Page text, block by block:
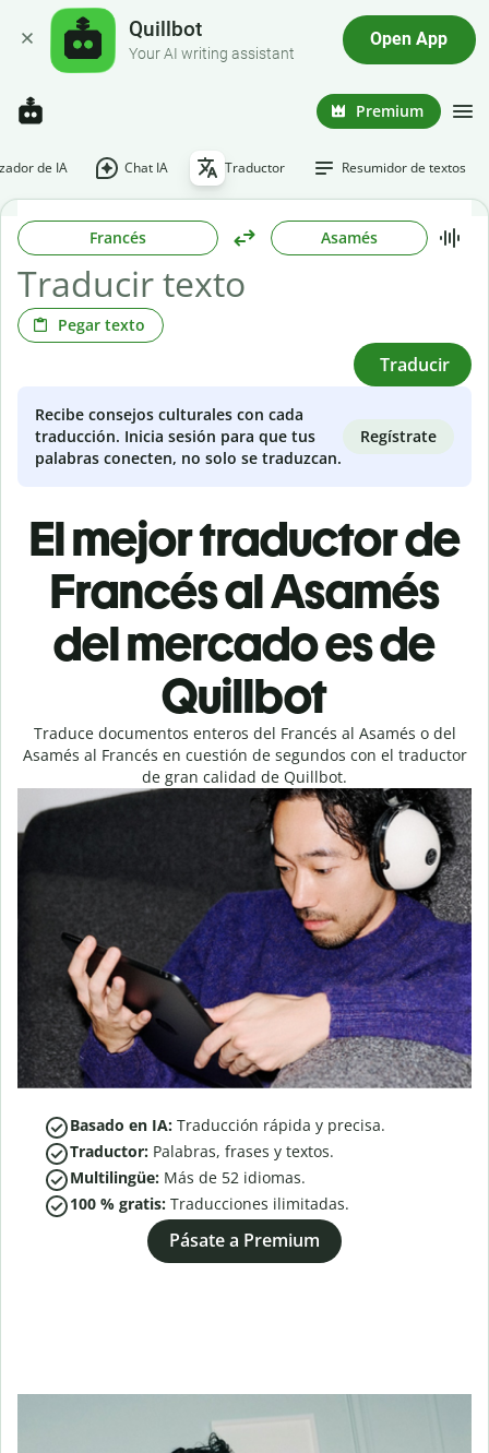
Quillbot
Your AI writing assistant
Open App
Premium
de IA Chat IA Traductor Resumidor de textos
Francés Asamés
Pegar texto
Traducir
Recibe consejos culturales con cada
traducción. Inicia sesión para que tus
palabras conecten, no solo se traduzcan.
Regístrate
El mejor traductor de
Francés al Asamés
del mercado es de
Quillbot
Traduce documentos enteros del Francés al Asamés o del
Asamés al Francés en cuestión de segundos con el traductor
de gran calidad de Quillbot.
Basado en IA: Traducción rápida y precisa.
Traductor: Palabras, frases y textos.
Multilingüe: Más de 52 idiomas.
100 % gratis: Traducciones ilimitadas.
Pásate a Premium